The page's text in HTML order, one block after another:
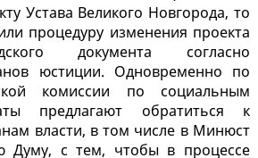
Устава Великого Новгорода, то
процедуру изменения проекта
документа согласно
юстиции. Одновременно по
комиссии по социальным
предлагают обратиться к
власти, в том числе в Минюст
Думу, с тем, чтобы в процессе